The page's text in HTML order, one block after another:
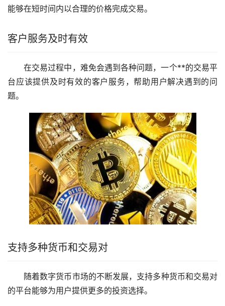
能够在短时间内以合理的价格完成交易。
客户服务及时有效
在交易过程中，难免会遇到各种问题，一个**的交易平
台应该提供及时有效的客户服务，帮助用户解决遇到的问
题。
支持多种货币和交易对
随着数字货币市场的不断发展，支持多种货币和交易对
的平台能够为用户提供更多的投资选择。